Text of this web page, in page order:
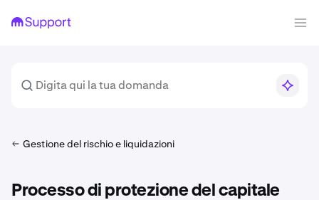
Gestione del rischio e liquidazioni
Processo di protezione del capitale